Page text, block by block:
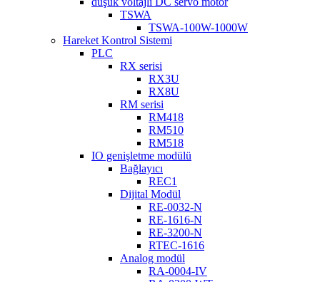
TSWA
TSWA-100W-1000W
Hareket Kontrol Sistemi
PLC
RX serisi
RX3U
RX8U
RM serisi
RM418
RM510
RM518
IO genişletme modülü
Bağlayıcı
REC1
Dijital Modül
RE-0032-N
RE-1616-N
RE-3200-N
RTEC-1616
Analog modül
RA-0004-IV